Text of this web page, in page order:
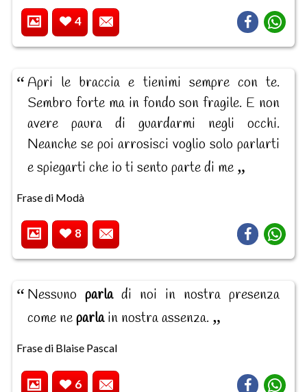
4
Apri le braccia e tienimi sempre con te.
Sembro forte ma in fondo son fragile. E non
avere paura di guardarmi negli occhi.
Neanche se poi arrosisci voglio solo parlarti
e spiegarti che io ti sento parte di me
Frase di Modà
8
Nessuno parladi noi in nostra presenza
come neparlain nostra assenza.
Frase di Blaise Pascal
6